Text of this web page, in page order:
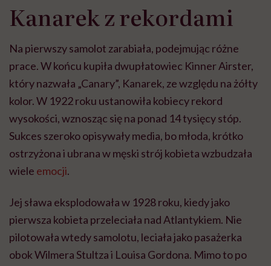
Kanarek z rekordami
Na pierwszy samolot zarabiała, podejmując różne
prace. W końcu kupiła dwupłatowiec Kinner Airster,
który nazwała „Canary”, Kanarek, ze względu na żółty
kolor. W 1922 roku ustanowiła kobiecy rekord
wysokości, wznosząc się na ponad 14 tysięcy stóp.
Sukces szeroko opisywały media, bo młoda, krótko
ostrzyżona i ubrana w męski strój kobieta wzbudzała
wiele emocji.
Jej sława eksplodowała w 1928 roku, kiedy jako
pierwsza kobieta przeleciała nad Atlantykiem. Nie
pilotowała wtedy samolotu, leciała jako pasażerka
obok Wilmera Stultza i Louisa Gordona. Mimo to po